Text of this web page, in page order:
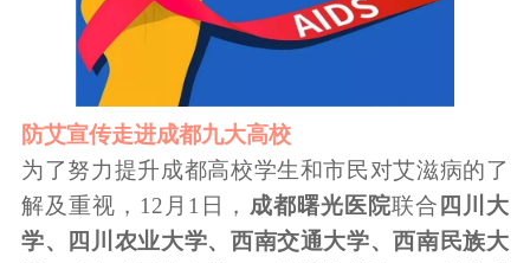
防艾宣传走进成都九大高校
为了努力提升成都高校学生和市民对艾滋病的了
解及重视，12月1日， 成都曙光医院联合 四川大
学、四川农业大学、西南交通大学、西南民族大